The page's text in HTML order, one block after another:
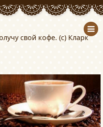
свой кофе. (с) Кларк